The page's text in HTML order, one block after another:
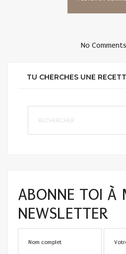
No
TU CHERCHES UNE
ABONNE TOI À
NEWSLETTER